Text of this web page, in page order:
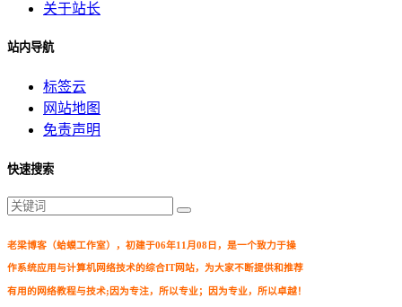
关于站长
站内导航
标签云
网站地图
免责声明
快速搜索
老梁博客（蛤蟆工作室），初建于06年11月08日，是一个致力于操
作系统应用与计算机网络技术的综合IT网站，为大家不断提供和推荐
有用的网络教程与技术;因为专注，所以专业；因为专业，所以卓越！